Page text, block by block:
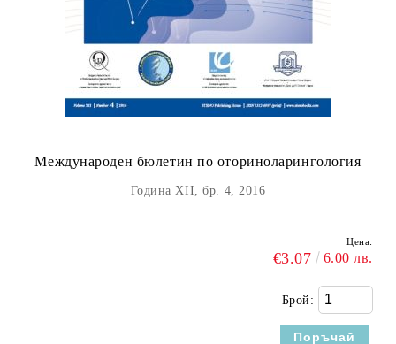
Международен бюлетин по оториноларингология
Година XII, бр. 4, 2016
Цена:
€3.07 6.00 лв.
Брой: